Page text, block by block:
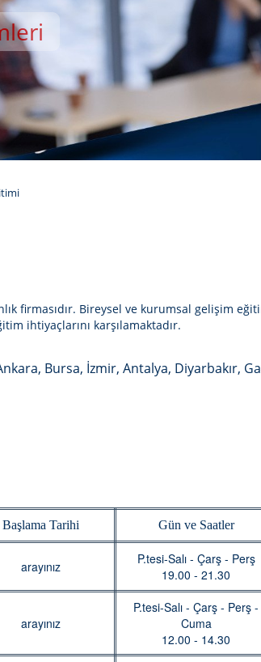
firmasıdır. Bireysel ve kurumsal gelişim
ihtiyaçlarını karşılamaktadır.
Bursa, İzmir, Antalya, Diyarbakır,
Başlama Tarihi Gün ve Saatler
arayınız
P.tesi-Salı - Çarş - Perş
19.00 - 21.30
arayınız
P.tesi-Salı - Çarş - Perş -
Cuma
12.00 - 14.30